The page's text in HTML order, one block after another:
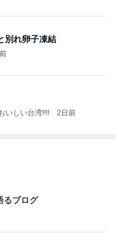
別れ卵子凍結
いしい台湾!!!! 2日前
るブログ